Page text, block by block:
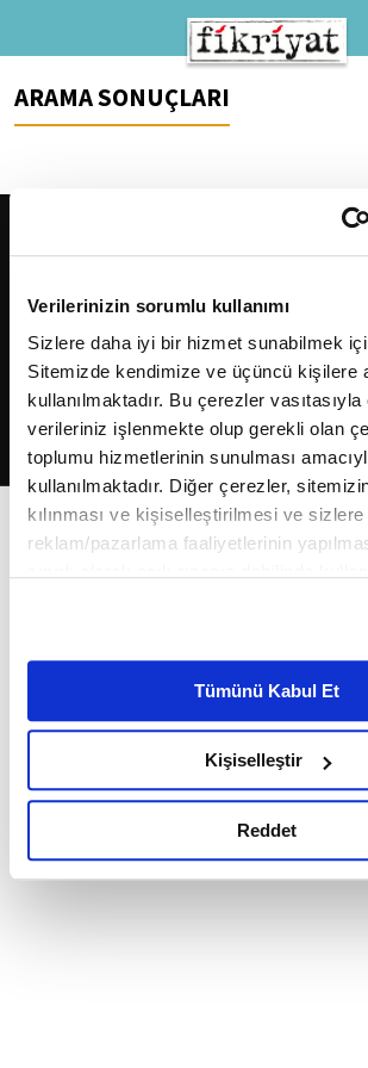
Verilerinizin sorumlu kullanımı
Sizlere daha iyi bir hizmet sunabilmek
Sitemizde kendimize ve üçüncü kişilere
kullanılmaktadır. Bu çerezler
verileriniz işlenmekte olup gerekli olan
toplumu hizmetlerinin sunulması
kullanılmaktadır. Diğer çerezler,
kılınması ve kişiselleştirilmesi ve
reklam/pazarlama faaliyetlerinin
belirleyebilirsiniz. Çerezlere ilişkin
Ayarlar butonuna tıklayabilir,Çerez
Metnimizi ziyaret edebilirsiniz.
6698 sayılı Kişisel Verilerin Korunması
okumak ve sitemizi ziyaretiniz
gerçekleştirilen veri işleme faaliyetleri ile
detaylı bilgi almak için lütfentıklayınız.
Tümünü Kabul Et
Kişiselleştir
Reddet
ARAMA SONUÇLARI
2026Fikriyat. Tüm hakları saklıdır.